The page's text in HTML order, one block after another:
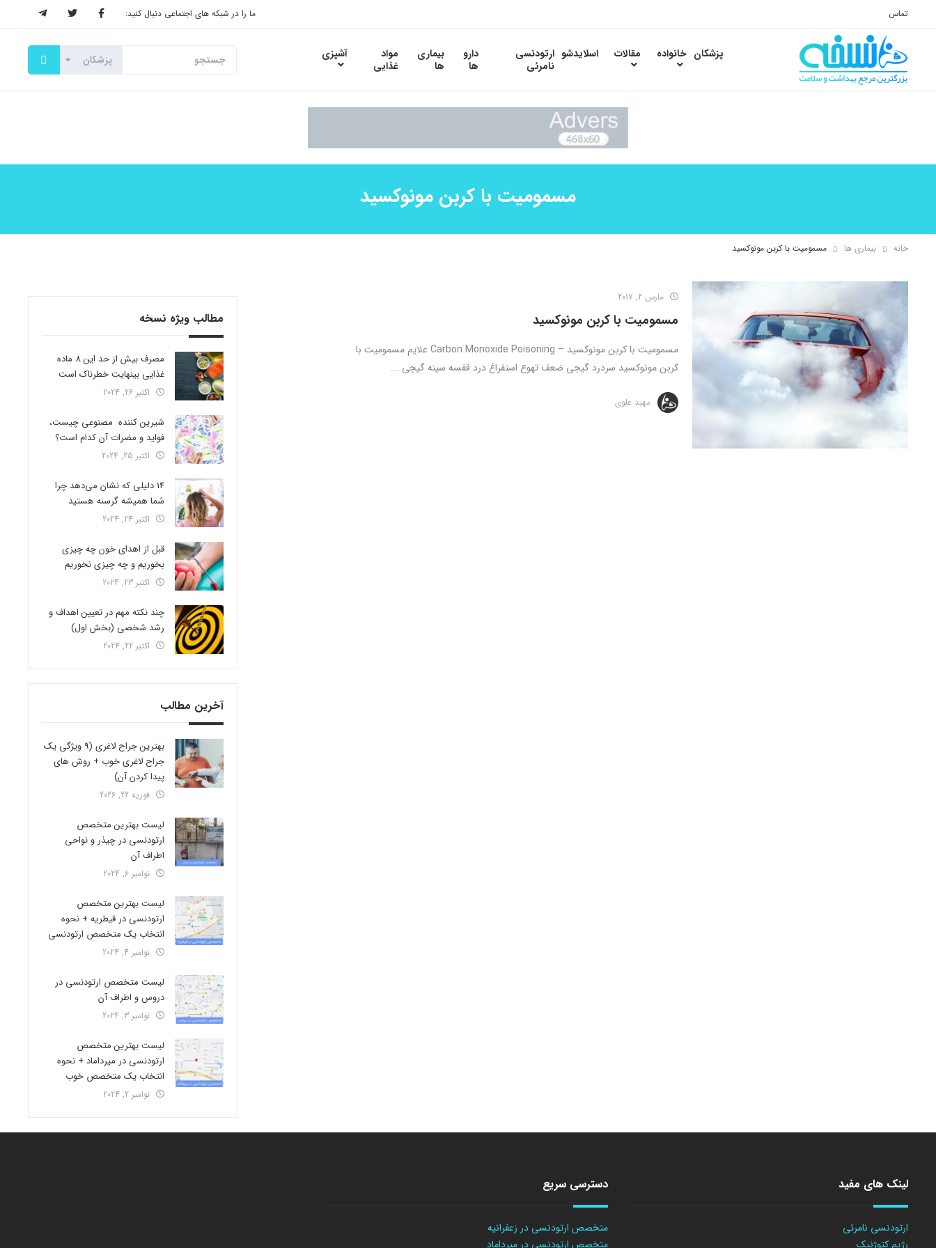
تماس ما را در شبکه های اجتماعی دنبال کنید:
پزشکان خانواده مقالات اسلایدشو ارتودنسی
نامرئی
دارو
ها
بیماری
ها
مواد
غذایی
آشپزی
مسمومیت با کربن مونوکسید
خانه بیماری ها مسمومیت با کربن مونوکسید
مارس 2, 2017
مسمومیت با کربن مونوکسید
مسمومیت با کربن مونوکسید – Carbon Monoxide Poisoning علایم مسمومیت با
کربن مونوکسید سردرد گیجی ضعف تهوع استفراغ درد قفسه سینه گیجی ...
مهبد علوی
مطالب ویژه نسخه
مصرف بیش از حد این 8 ماده
غذایی بینهایت خطرناک است
اکتبر 26, 2024
شیرین کننده مصنوعی چیست،
فواید و مضرات آن کدام است؟
اکتبر 25, 2024
14 دلیلی که نشان می‌دهد چرا
شما همیشه گرسنه هستید
اکتبر 24, 2024
قبل از اهدای خون چه چیزی
بخوریم و چه چیزی نخوریم
اکتبر 23, 2024
چند نکته مهم در تعیین اهداف و
رشد شخصی (بخش اول)
اکتبر 22, 2024
آخرین مطالب
بهترین جراح لاغری (9 ویژگی یک
جراح لاغری خوب + روش های
پیدا کردن آن)
فوریه 22, 2026
لیست بهترین متخصص
ارتودنسی در چیذر و نواحی
اطراف آن
نوامبر 6, 2024
لیست بهترین متخصص
ارتودنسی در قیطریه + نحوه
انتخاب یک متخصص ارتودنسی
نوامبر 4, 2024
لیست متخصص ارتودنسی در
دروس و اطراف آن
نوامبر 3, 2024
لیست بهترین متخصص
ارتودنسی در میرداماد + نحوه
انتخاب یک متخصص خوب
نوامبر 2, 2024
لینک های مفید
ارتودنسی نامرئی
رژیم کتوژنیک
دسترسی سریع
متخصص ارتودنسی در زعفرانیه
متخصص ارتودنسی در میرداماد